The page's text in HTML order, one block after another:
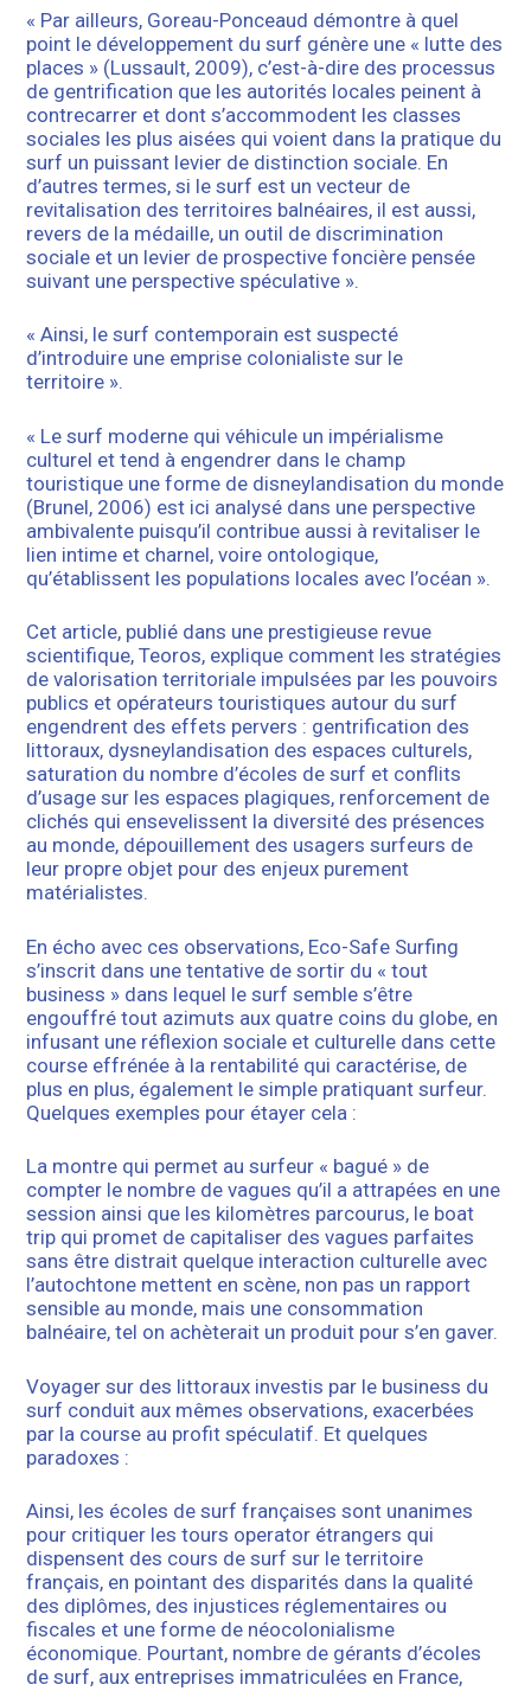
« Par ailleurs, Goreau-Ponceaud démontre à quel
point le développement du surf génère une « lutte des
places » (Lussault, 2009), c’est-à-dire des processus
de gentrification que les autorités locales peinent à
contrecarrer et dont s’accommodent les classes
sociales les plus aisées qui voient dans la pratique du
surf un puissant levier de distinction sociale. En
d’autres termes, si le surf est un vecteur de
revitalisation des territoires balnéaires, il est aussi,
revers de la médaille, un outil de discrimination
sociale et un levier de prospective foncière pensée
suivant une perspective spéculative ».
« Ainsi, le surf contemporain est suspecté
d’introduire une emprise colonialiste sur le
territoire ».
« Le surf moderne qui véhicule un impérialisme
culturel et tend à engendrer dans le champ
touristique une forme de disneylandisation du monde
(Brunel, 2006) est ici analysé dans une perspective
ambivalente puisqu’il contribue aussi à revitaliser le
lien intime et charnel, voire ontologique,
qu’établissent les populations locales avec l’océan ».
Cet article, publié dans une prestigieuse revue
scientifique, Teoros, explique comment les stratégies
de valorisation territoriale impulsées par les pouvoirs
publics et opérateurs touristiques autour du surf
engendrent des effets pervers : gentrification des
littoraux, dysneylandisation des espaces culturels,
saturation du nombre d’écoles de surf et conflits
d’usage sur les espaces plagiques, renforcement de
clichés qui ensevelissent la diversité des présences
au monde, dépouillement des usagers surfeurs de
leur propre objet pour des enjeux purement
matérialistes.
En écho avec ces observations, Eco-Safe Surfing
s’inscrit dans une tentative de sortir du « tout
business » dans lequel le surf semble s’être
engouffré tout azimuts aux quatre coins du globe, en
infusant une réflexion sociale et culturelle dans cette
course effrénée à la rentabilité qui caractérise, de
plus en plus, également le simple pratiquant surfeur.
Quelques exemples pour étayer cela :
La montre qui permet au surfeur « bagué » de
compter le nombre de vagues qu’il a attrapées en une
session ainsi que les kilomètres parcourus, le boat
trip qui promet de capitaliser des vagues parfaites
sans être distrait quelque interaction culturelle avec
l’autochtone mettent en scène, non pas un rapport
sensible au monde, mais une consommation
balnéaire, tel on achèterait un produit pour s’en gaver.
Voyager sur des littoraux investis par le business du
surf conduit aux mêmes observations, exacerbées
par la course au profit spéculatif. Et quelques
paradoxes :
Ainsi, les écoles de surf françaises sont unanimes
pour critiquer les tours operator étrangers qui
dispensent des cours de surf sur le territoire
français, en pointant des disparités dans la qualité
des diplômes, des injustices réglementaires ou
fiscales et une forme de néocolonialisme
économique. Pourtant, nombre de gérants d’écoles
de surf, aux entreprises immatriculées en France,